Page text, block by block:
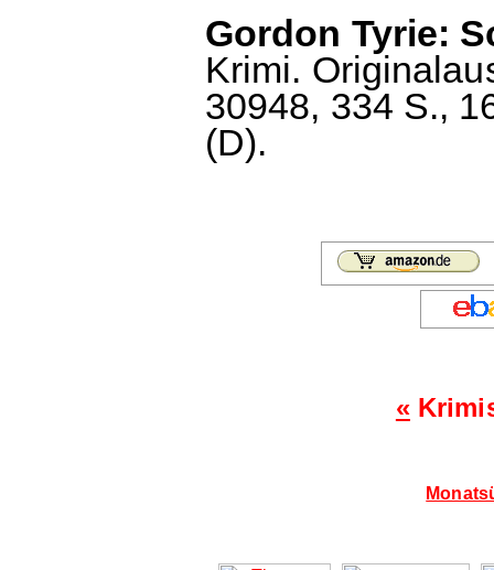
Gordon Tyrie:
Krimi.
30948, 334 S.,
(D).
«